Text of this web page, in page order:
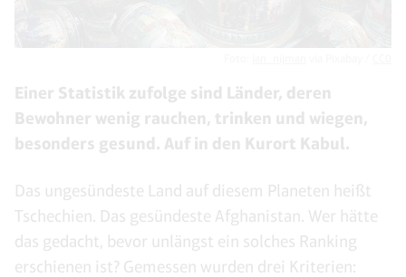
Einer Statistik zufolge sind Länder, deren
Bewohner wenig rauchen, trinken und wiegen,
besonders gesund. Auf in den Kurort Kabul.
Das ungesündeste Land auf diesem Planeten heißt
Tschechien. Das gesündeste Afghanistan. Wer hätte
das gedacht, bevor unlängst ein solches Ranking
erschienen ist? Gemessen wurden drei Kriterien: